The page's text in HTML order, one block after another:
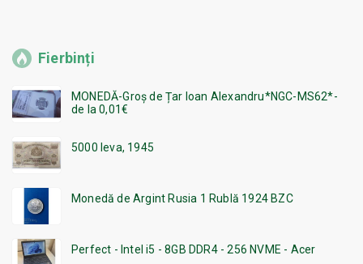
Fierbinți
MONEDĂ-Groș de Țar Ioan Alexandru*NGC-MS62*-
de la 0,01€
5000 leva, 1945
Monedă de Argint Rusia 1 Rublă 1924 BZC
Perfect - Intel i5 - 8GB DDR4 - 256 NVME - Acer